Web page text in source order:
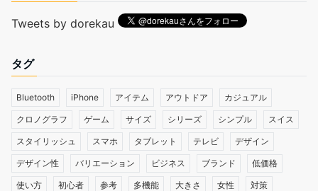
Tweets by dorekau
タグ
Bluetooth iPhone アイテム アウトドア カジュアル
クロノグラフ ゲーム サイズ シリーズ シンプル スイス
スタイリッシュ スマホ タブレット テレビ デザイン
デザイン性 バリエーション ビジネス ブランド 低価格
使い方 初心者 参考 多機能 大きさ 女性 対策